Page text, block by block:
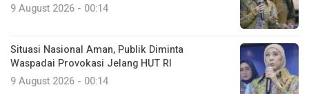
9 August 2026 - 00:14
Situasi Nasional Aman, Publik Diminta
Waspadai Provokasi Jelang HUT RI
9 August 2026 - 00:14